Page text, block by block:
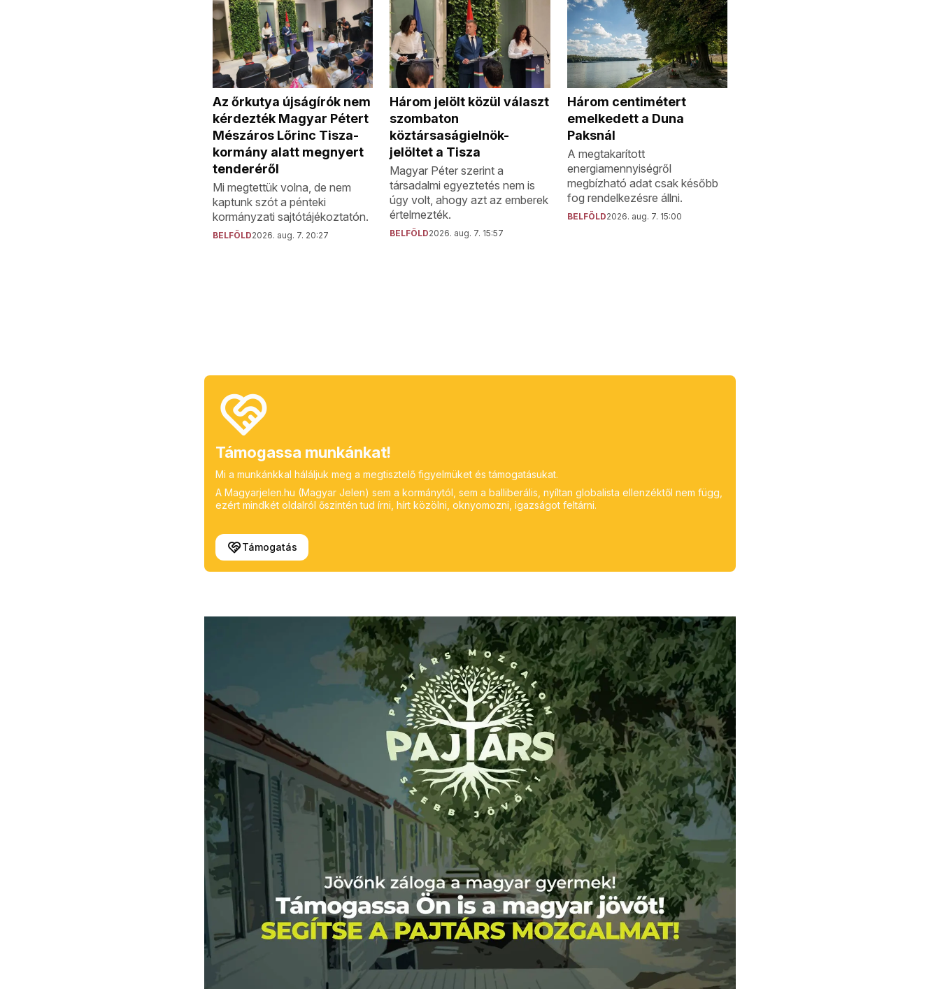
Az őrkutya újságírók nem
kérdezték Magyar Pétert
Mészáros Lőrinc Tisza-
kormány alatt megnyert
tenderéről
Mi megtettük volna, de nem
kaptunk szót a pénteki
kormányzati sajtótájékoztatón.
BELFÖLD2026. aug. 7. 20:27
Három jelölt közül választ
szombaton
köztársaságielnök-
jelöltet a Tisza
Magyar Péter szerint a
társadalmi egyeztetés nem is
úgy volt, ahogy azt az emberek
értelmezték.
BELFÖLD2026. aug. 7. 15:57
Három centimétert
emelkedett a Duna
Paksnál
A megtakarított
energiamennyiségről
megbízható adat csak később
fog rendelkezésre állni.
BELFÖLD2026. aug. 7. 15:00
Támogassa munkánkat!
Mi a munkánkkal háláljuk meg a megtisztelő figyelmüket és támogatásukat.
A Magyarjelen.hu (Magyar Jelen) sem a kormánytól, sem a balliberális, nyíltan globalista ellenzéktől nem függ,
ezért mindkét oldalról őszintén tud írni, hírt közölni, oknyomozni, igazságot feltárni.
Támogatás